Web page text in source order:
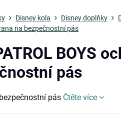
Disney kola Disney doplňky
na bezpečnostní pás
BOYS
pás
pás Čtěte více